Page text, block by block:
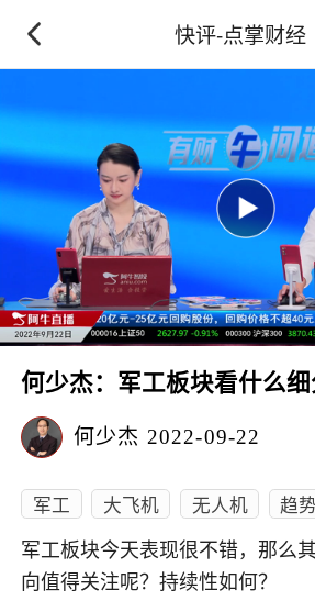
快评-点掌财经
何少杰：军工板块看什么细
何少杰 2022-09-22
军工 大飞机 无人机 趋势
军工板块今天表现很不错，那么
向值得关注呢？持续性如何？